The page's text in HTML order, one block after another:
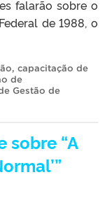
falarão sobre o
de 1988, o
, capacitação de
de
Gestão de
sobre “A